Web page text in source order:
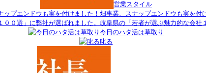
営業スタイル
畑事業、スナップエンドウも実を付
岐阜県の「若者が選ぶ魅力的な会社
今日のハタ活は草取り
叱る